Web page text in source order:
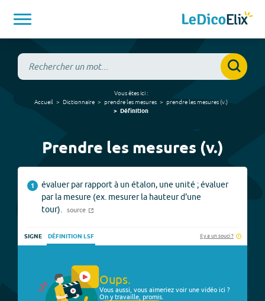
Vous êtes ici :
Accueil
Dictionnaire prendre les mesures prendre les mesures(v.)
Définition
Prendre les mesures (v.)
1
évaluer par rapport à un étalon, une unité ; évaluer
par la mesure (ex. mesurer la hauteur d'une
tour).
source
SIGNE DÉFINITION LSF Il y a un souci ?
Oups.
Vous aussi, vous aimeriez voir une vidéo ici ?
On y travaille, promis.